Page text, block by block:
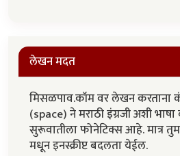
लेखन मदत
मिसळपाव.कॉम वर लेखन करताना
(space) ने मराठी इंग्रजी अशी
सुरूवातीला फोनेटिक्स आहे. मात्र
मधून इनस्क्रीप्ट बदलता येईल.